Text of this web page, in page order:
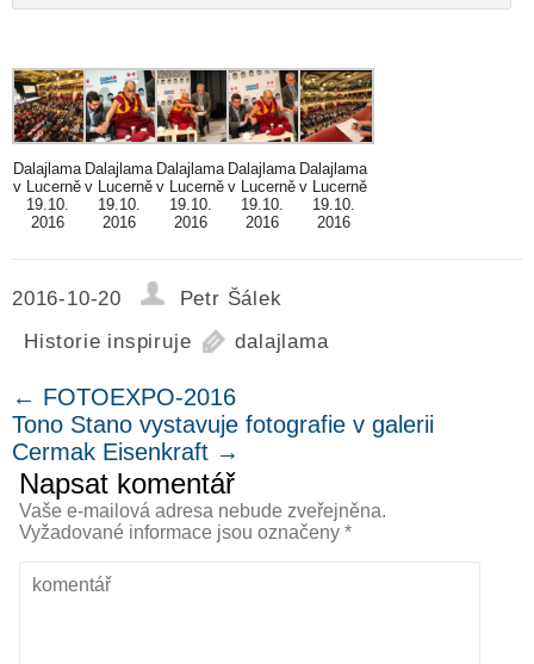
Dalajlama
v Lucerně
19.10.
2016
Dalajlama
v Lucerně
19.10.
2016
Dalajlama
v Lucerně
19.10.
2016
Dalajlama
v Lucerně
19.10.
2016
Dalajlama
v Lucerně
19.10.
2016
2016-10-20
Petr Šálek
Historie inspiruje
dalajlama
← FOTOEXPO-2016
Tono Stano vystavuje fotografie v galerii
Cermak Eisenkraft →
Napsat komentář
Vaše e-mailová adresa nebude zveřejněna.
Vyžadované informace jsou označeny *